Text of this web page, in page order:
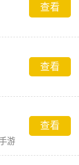
查看
查看
游
查看